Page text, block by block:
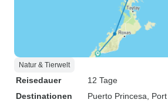
Natur & Tierwelt
Reisedauer
12 Tage
Destinationen
Puerto Princesa ,